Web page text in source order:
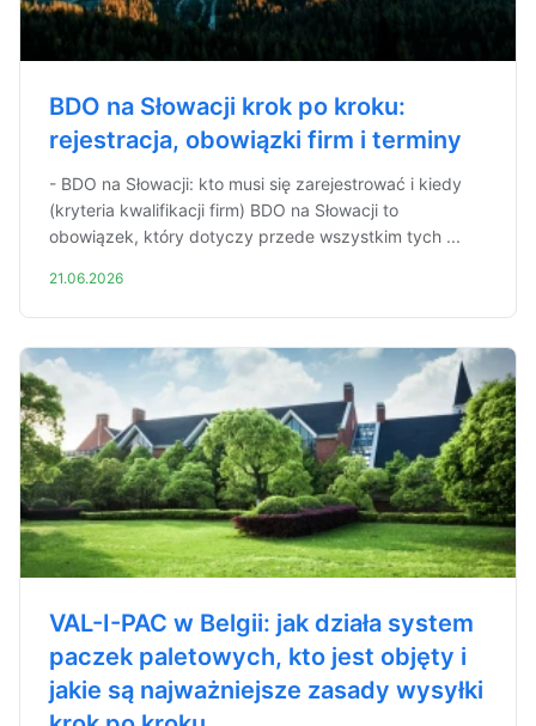
BDO na Słowacji krok po kroku:
rejestracja, obowiązki firm i terminy
- BDO na Słowacji: kto musi się zarejestrować i kiedy
(kryteria kwalifikacji firm) BDO na Słowacji to
obowiązek, który dotyczy przede wszystkim tych ...
21.06.2026
VAL-I-PAC w Belgii: jak działa system
paczek paletowych, kto jest objęty i
jakie są najważniejsze zasady wysyłki